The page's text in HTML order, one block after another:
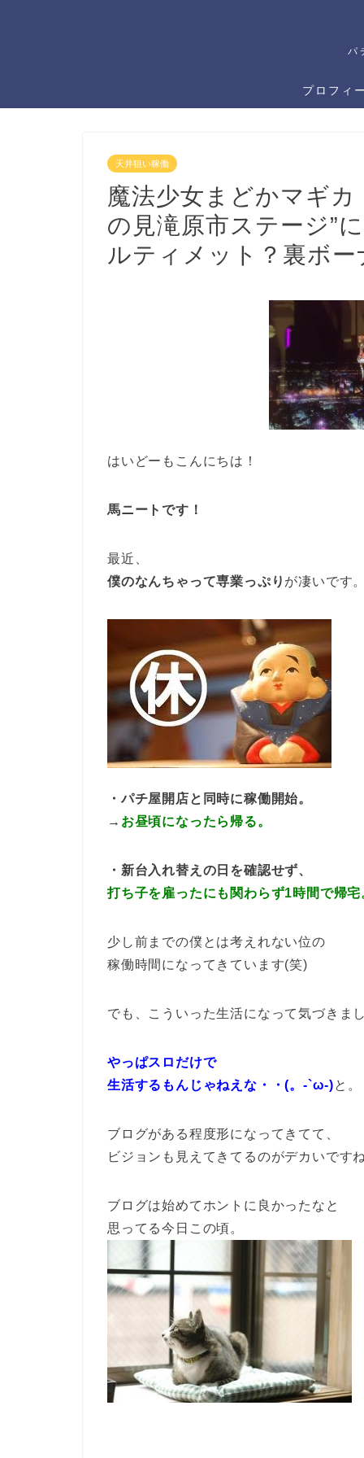
パ
プロフィ
天井狙い稼働
魔法少女まどかマギ
の見滝原市ステージ”
ルティメット？裏ボ
はいどーもこんにちは！
馬ニートです！
最近、
僕のなんちゃって専業っぷり が凄いです
・パチ屋開店と同時に稼働開始。
→ お昼頃になったら帰る。
・新台入れ替えの日を確認せず、
打ち子を雇ったにも関わらず1時間で帰宅
少し前までの僕とは考えれない位の
稼働時間になってきています(笑)
でも、こういった生活になって気づきま
やっぱスロだけで
生活するもんじゃねえな・・(。-`ω-)と
ブログがある程度形になってきてて、
ビジョンも見えてきてるのがデカいです
ブログは始めてホントに良かったなと
思ってる今日この頃。